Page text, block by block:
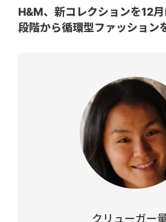
H&M、新コレクションを12
段階から循環型ファッション
クリューガー